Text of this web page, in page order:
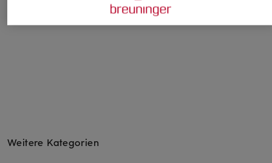
Weitere Kategorien